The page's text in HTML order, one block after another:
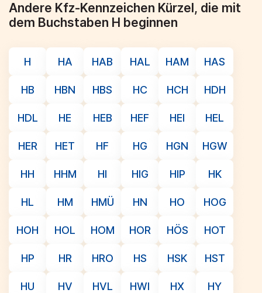
Andere Kfz-Kennzeichen Kürzel, die mit
dem Buchstaben H beginnen
H HA HAB HAL HAM HAS
HB HBN HBS HC HCH HDH
HDL HE HEB HEF HEI HEL
HER HET HF HG HGN HGW
HH HHM HI HIG HIP HK
HL HM HMÜ HN HO HOG
HOH HOL HOM HOR HÖS HOT
HP HR HRO HS HSK HST
HU HV HVL HWI HX HY